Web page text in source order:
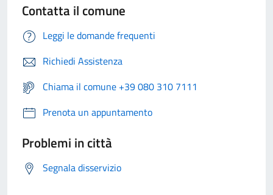
Contatta il comune
Leggi le domande frequenti
Richiedi Assistenza
Chiama il comune +39 080 310 7111
Prenota un appuntamento
Problemi in città
Segnala disservizio